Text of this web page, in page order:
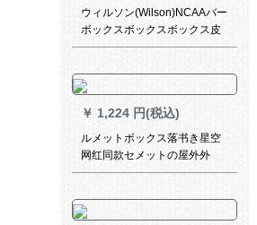
ウィルソン(Wilson)NCAAバー
ボックスボックスボックス皮
PU本革耐久性抜群7号ボル
￥ 1,224 円(税込)
ルメットボックス落书き星空
网红同款セメットの屋外外
baske 7号ボア大人街头ボスト